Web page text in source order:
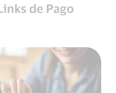
de Pago